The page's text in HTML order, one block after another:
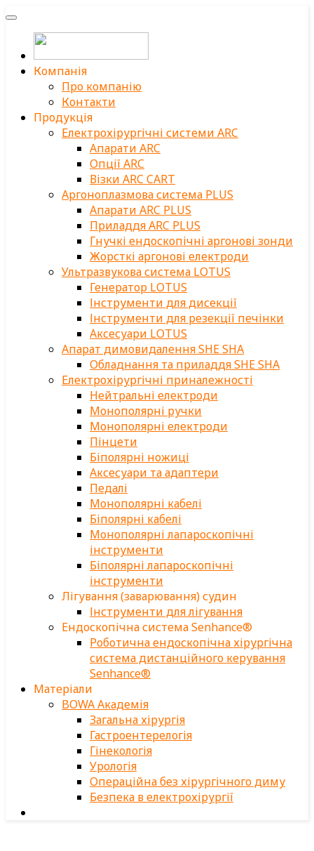
Компанія
Про компанію
Контакти
Продукція
Електрохірургічні системи ARC
Апарати ARC
Опції ARC
Візки ARC CART
Аргоноплазмова система PLUS
Апарати ARC PLUS
Приладдя ARC PLUS
Гнучкі ендоскопічні аргонові зонди
Жорсткі аргонові електроди
Ультразвукова система LOTUS
Генератор LOTUS
Інструменти для дисекції
Інструменти для резекції печінки
Аксесуари LOTUS
Апарат димовидалення SHE SHA
Обладнання та приладдя SHE SHA
Електрохірургічні приналежності
Нейтральні електроди
Монополярні ручки
Монополярні електроди
Пінцети
Біполярні ножиці
Аксесуари та адаптери
Педалі
Монополярні кабелі
Біполярні кабелі
Монополярні лапароскопічні
інструменти
Біполярні лапароскопічні
інструменти
Лігування (заварювання) судин
Інструменти для лігування
Ендоскопічна система Senhance®
Роботична ендоскопічна хірургічна
система дистанційного керування
Senhance®
Матеріали
BOWA Академія
Загальна хірургія
Гастроентерелогія
Гінекологія
Урологія
Операційна без хірургічного диму
Безпека в електрохірургії